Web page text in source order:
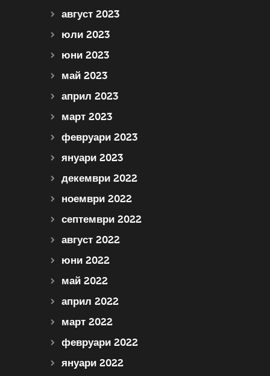
август 2023
юли 2023
юни 2023
май 2023
април 2023
март 2023
февруари 2023
януари 2023
декември 2022
ноември 2022
септември 2022
август 2022
юни 2022
май 2022
април 2022
март 2022
февруари 2022
януари 2022